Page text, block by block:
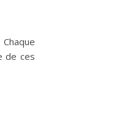
de ces